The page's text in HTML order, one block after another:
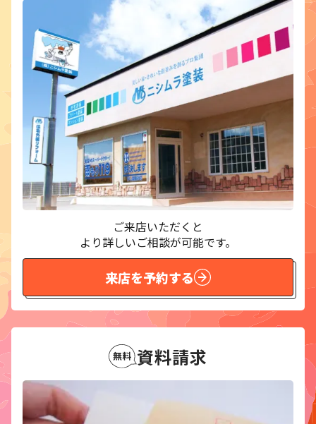
ご来店いただくと
より詳しいご相談が可能です。
来店を予約する
資料請求